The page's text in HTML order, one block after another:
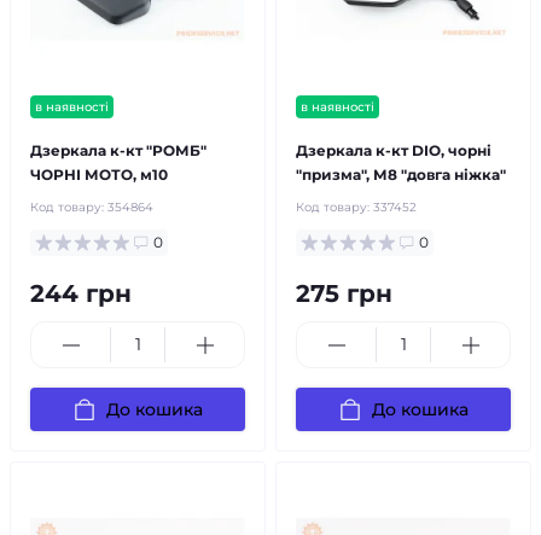
в наявності
Дзеркала к-кт "РОМБ"
ЧОРНІ МОТО, м10
Код товару: 354864
0
244 грн
До кошика
в наявності
Дзеркала к-кт DIO, чорні
"призма", М8 "довга ніжка"
Код товару: 337452
0
275 грн
До кошика